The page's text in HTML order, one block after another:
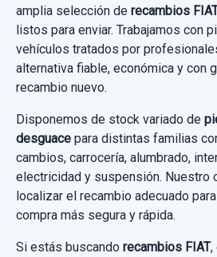
amplia selección de recambios
listos para enviar. Trabajamos con
vehículos tratados por
alternativa fiable, económica y con
recambio nuevo.
Disponemos de stock variado de
desguace para distintas familias
cambios, carrocería, alumbrado,
electricidad y suspensión. Nuestro
localizar el recambio adecuado
compra más segura y rápida.
Si estás buscando recambios FIAT,